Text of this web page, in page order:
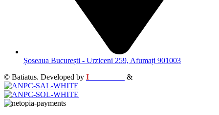
Șoseaua București - Urziceni 259, Afumați 901003
© Batiatus. Developed by I &